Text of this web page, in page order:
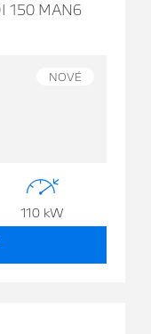
150 MAN6
NOVÉ
110 kW